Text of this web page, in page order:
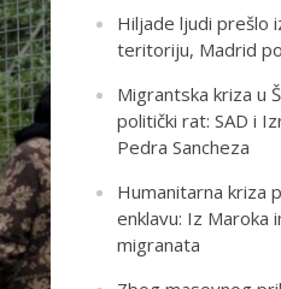
Hiljade ljudi prešlo
teritoriju, Madrid
Migrantska kriza u
politički rat: SAD i
Pedra Sancheza
Humanitarna kriza
enklavu: Iz Maroka
migranata